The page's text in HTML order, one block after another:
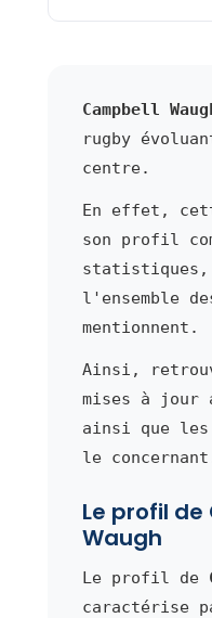
Campbell
rugby
centre.
En effet,
son profil
l'ensemble
mentionnent.
Ainsi,
mises à
ainsi que les
le
Le profil
Waugh
Le profil de
caractérise